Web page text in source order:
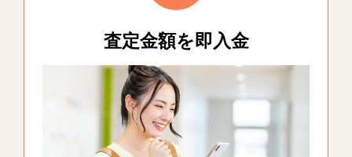
査定金額を即入金